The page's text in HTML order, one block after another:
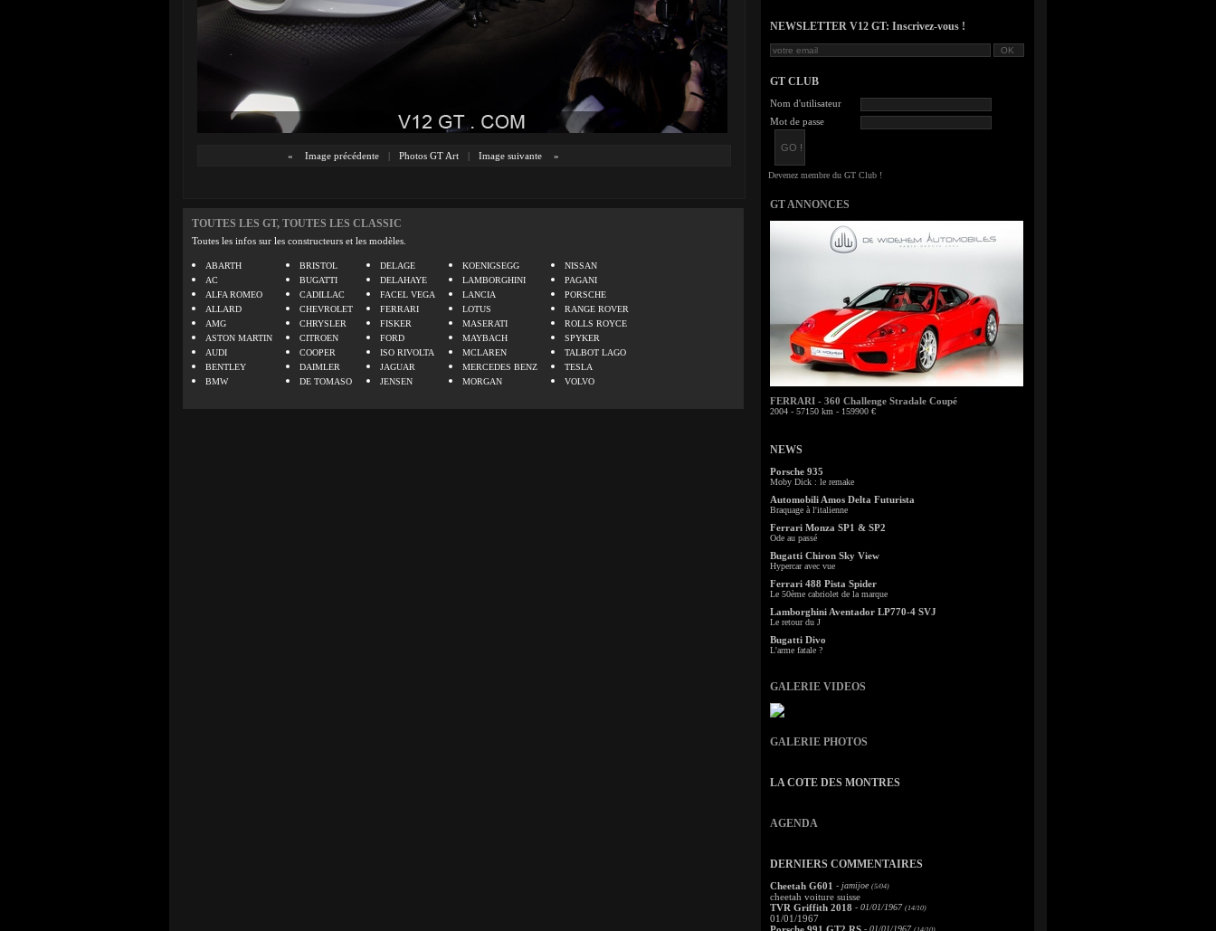
« Image précédente | Photos GT Art | Image suivante »
TOUTES LES GT, TOUTES LES CLASSIC
Toutes les infos sur les constructeurs et les modèles.
ABARTH
AC
ALFA ROMEO
ALLARD
AMG
ASTON MARTIN
AUDI
BENTLEY
BMW
BRISTOL
BUGATTI
CADILLAC
CHEVROLET
CHRYSLER
CITROEN
COOPER
DAIMLER
DE TOMASO
DELAGE
DELAHAYE
FACEL VEGA
FERRARI
FISKER
FORD
ISO RIVOLTA
JAGUAR
JENSEN
KOENIGSEGG
LAMBORGHINI
LANCIA
LOTUS
MASERATI
MAYBACH
MCLAREN
MERCEDES BENZ
MORGAN
NISSAN
PAGANI
PORSCHE
RANGE ROVER
ROLLS ROYCE
SPYKER
TALBOT LAGO
TESLA
VOLVO
NEWSLETTER V12 GT: Inscrivez-vous !
GT CLUB
Nom d'utilisateur
Mot de passe
GT ANNONCES
FERRARI - 360 Challenge Stradale Coupé
2004 - 57150 km - 159900 €
NEWS
Porsche 935
Moby Dick : le remake
Automobili Amos Delta Futurista
Braquage à l'italienne
Ferrari Monza SP1 & SP2
Ode au passé
Bugatti Chiron Sky View
Hypercar avec vue
Ferrari 488 Pista Spider
Le 50ème cabriolet de la marque
Lamborghini Aventador LP770-4 SVJ
Le retour du J
Bugatti Divo
L'arme fatale ?
GALERIE VIDEOS
GALERIE PHOTOS
LA COTE DES MONTRES
AGENDA
DERNIERS COMMENTAIRES
Cheetah G601 - jamijoe (5/04)
cheetah voiture suisse
TVR Griffith 2018 - 01/01/1967 (14/10)
01/01/1967
- 01/01/1967